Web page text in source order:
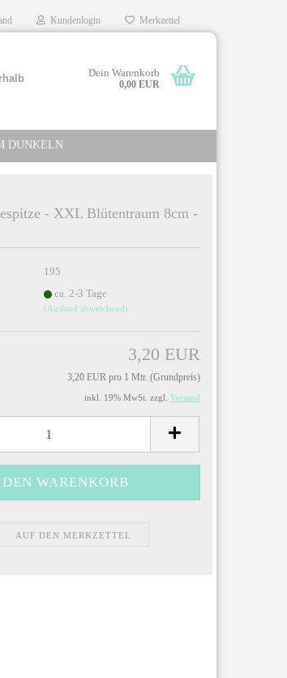
Kundenlogin Merkzettel
Dein Warenkorb
0,00 EUR
DUNKELN
- XXL Blütentraum 8cm -
195
ca. 2-3 Tage
(Ausland abweichend)
3,20 EUR
3,20 EUR pro 1 Mtr. (Grundpreis)
inkl. 19% MwSt. zzgl. Versand
AUF DEN MERKZETTEL